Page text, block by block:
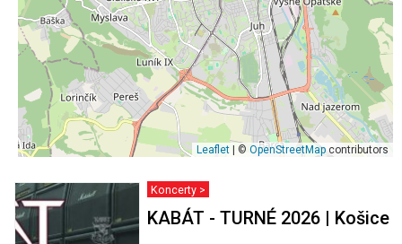
Leaflet | © OpenStreetMap contributors
Koncerty >
KABÁT - TURNÉ 2026 | Košice